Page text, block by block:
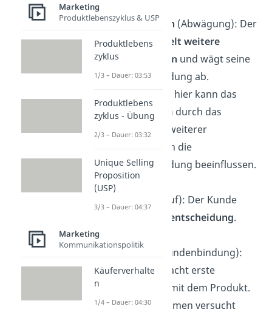
Consideration (Abwägung): Der
Kundesammelt weitere
Informationen und wägt seine
Kaufentscheidung ab.
Insbesondere hier kann das
Unternehmen durch das
Bereitstellen weiterer
Informationen die
Kaufentscheidung beeinflussen.
(Kauf): Der Kunde
Kaufentscheidung.
Retention
(Kundenbindung):
Der Kunde macht erste
mit dem Produkt.
Das Unternehmen versucht
Marketing
Produktlebenszyklus & USP
Produktlebens
zyklus
1/3 – Dauer: 03:53
Produktlebens
zyklus - Übung
2/3 – Dauer: 03:32
Unique Selling
Proposition
(USP)
3/3 – Dauer: 04:37
Marketing
Kommunikationspolitik
Käuferverhalte
n
1/4 – Dauer: 04:30